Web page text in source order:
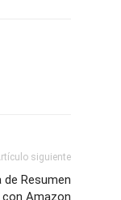
siguiente
Resumen
Amazon